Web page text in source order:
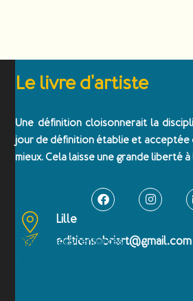
Le livre d'artiste
Une définition cloisonnerait la
jour de définition établie et acceptée
mieux. Cela laisse une grande liberté à
Lille
editionsobriart@gmail.com
Emballages renforcés